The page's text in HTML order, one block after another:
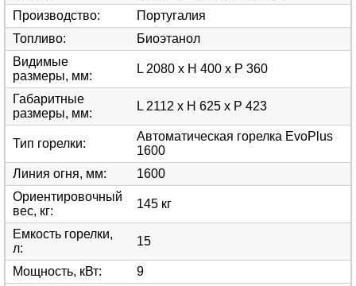
Производство:
Португалия
Топливо:
Биоэтанол
Видимые
размеры, мм:
L 2080 x H 400 x P 360
Габаритные
размеры, мм:
L 2112 x H 625 x P 423
Тип горелки:
Автоматическая горелка EvoPlus
1600
Линия огня, мм:
1600
Ориентировочный
вес, кг:
145 кг
Емкость горелки,
л:
15
Мощность, кВт:
9